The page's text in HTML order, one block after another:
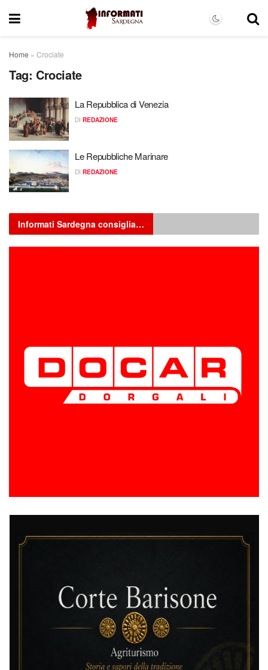
Home » Crociate
Tag: Crociate
La Repubblica di Venezia
DI REDAZIONE
Le Repubbliche Marinare
DI REDAZIONE
Informati Sardegna consiglia…